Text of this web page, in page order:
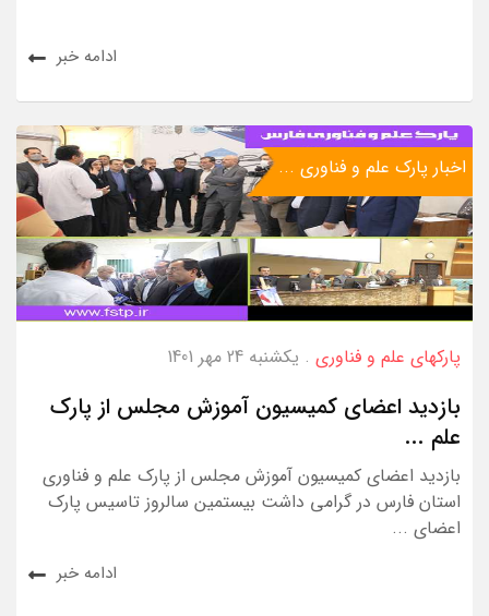
ادامه خبر
اخبار پارک علم و فناوری ...
پارکهای علم و فناوری. یکشنبه 24 مهر 1401
بازدید اعضای کمیسیون آموزش مجلس از پارک
علم ...
بازدید اعضای کمیسیون آموزش مجلس از پارک علم و فناوری
استان فارس در گرامی داشت بیستمین سالروز تاسیس پارک
اعضای ...
ادامه خبر